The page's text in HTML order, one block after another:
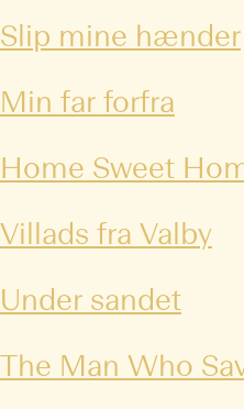
Slip mine hænder
Min far forfra
Home Sweet
Villads fra Valby
Under sandet
The Man Who